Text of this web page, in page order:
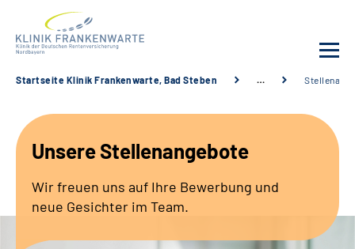
Leistungsangebot
Fachbereiche
Service
Startseite Klinik Frankenwarte, Bad Steben …
Unsere Stellenangebote
Wir freuen uns auf Ihre Bewerbung und
neue Gesichter im Team.